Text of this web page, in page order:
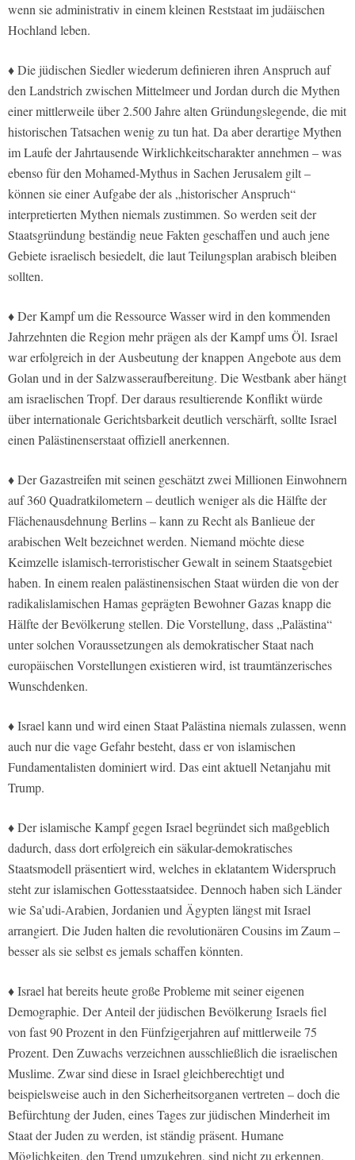
wenn sie administrativ in einem kleinen Reststaat im judäischen
Hochland leben.
♦ Die jüdischen Siedler wiederum definieren ihren Anspruch auf
den Landstrich zwischen Mittelmeer und Jordan durch die Mythen
einer mittlerweile über 2.500 Jahre alten Gründungslegende, die mit
historischen Tatsachen wenig zu tun hat. Da aber derartige Mythen
im Laufe der Jahrtausende Wirklichkeitscharakter annehmen – was
ebenso für den Mohamed-Mythus in Sachen Jerusalem gilt –
können sie einer Aufgabe der als „historischer Anspruch“
interpretierten Mythen niemals zustimmen. So werden seit der
Staatsgründung beständig neue Fakten geschaffen und auch jene
Gebiete israelisch besiedelt, die laut Teilungsplan arabisch bleiben
sollten.
♦ Der Kampf um die Ressource Wasser wird in den kommenden
Jahrzehnten die Region mehr prägen als der Kampf ums Öl. Israel
war erfolgreich in der Ausbeutung der knappen Angebote aus dem
Golan und in der Salzwasseraufbereitung. Die Westbank aber hängt
am israelischen Tropf. Der daraus resultierende Konflikt würde
über internationale Gerichtsbarkeit deutlich verschärft, sollte Israel
einen Palästinenserstaat offiziell anerkennen.
♦ Der Gazastreifen mit seinen geschätzt zwei Millionen Einwohnern
auf 360 Quadratkilometern – deutlich weniger als die Hälfte der
Flächenausdehnung Berlins – kann zu Recht als Banlieue der
arabischen Welt bezeichnet werden. Niemand möchte diese
Keimzelle islamisch-terroristischer Gewalt in seinem Staatsgebiet
haben. In einem realen palästinensischen Staat würden die von der
radikalislamischen Hamas geprägten Bewohner Gazas knapp die
Hälfte der Bevölkerung stellen. Die Vorstellung, dass „Palästina“
unter solchen Voraussetzungen als demokratischer Staat nach
europäischen Vorstellungen existieren wird, ist traumtänzerisches
Wunschdenken.
♦ Israel kann und wird einen Staat Palästina niemals zulassen, wenn
auch nur die vage Gefahr besteht, dass er von islamischen
Fundamentalisten dominiert wird. Das eint aktuell Netanjahu mit
Trump.
♦ Der islamische Kampf gegen Israel begründet sich maßgeblich
dadurch, dass dort erfolgreich ein säkular-demokratisches
Staatsmodell präsentiert wird, welches in eklatantem Widerspruch
steht zur islamischen Gottesstaatsidee. Dennoch haben sich Länder
wie Sa’udi-Arabien, Jordanien und Ägypten längst mit Israel
arrangiert. Die Juden halten die revolutionären Cousins im Zaum –
besser als sie selbst es jemals schaffen könnten.
♦ Israel hat bereits heute große Probleme mit seiner eigenen
Demographie. Der Anteil der jüdischen Bevölkerung Israels fiel
von fast 90 Prozent in den Fünfzigerjahren auf mittlerweile 75
Prozent. Den Zuwachs verzeichnen ausschließlich die israelischen
Muslime. Zwar sind diese in Israel gleichberechtigt und
beispielsweise auch in den Sicherheitsorganen vertreten – doch die
Befürchtung der Juden, eines Tages zur jüdischen Minderheit im
Staat der Juden zu werden, ist ständig präsent. Humane
Möglichkeiten, den Trend umzukehren, sind nicht zu erkennen.